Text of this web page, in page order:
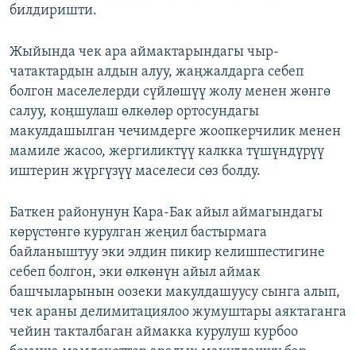
билдиришти.
Жыйында чек ара аймактарындагы чыр-
чатактардын алдын алуу, жаңжалдарга себеп
болгон маселелерди сүйлөшүү жолу менен жөнгө
салуу, коңшулаш өлкөлөр ортосундагы
макулдашылган чечимдерге жоопкерчилик менен
мамиле жасоо, жергиликтүү калкка түшүндүрүү
иштерин жүргүзүү маселеси сөз болду.
Баткен районунун Кара-Бак айыл аймагындагы
көрүстөнгө курулган жеңил бастырмага
байланыштуу эки элдин пикир келишпестигине
себеп болгон, эки өлкөнүн айыл аймак
башчыларынын оозеки макулдашуусу сынга алып,
чек араны делимитациялоо жумуштары аяктаганга
чейин такталбаган аймакка курулуш курбоо